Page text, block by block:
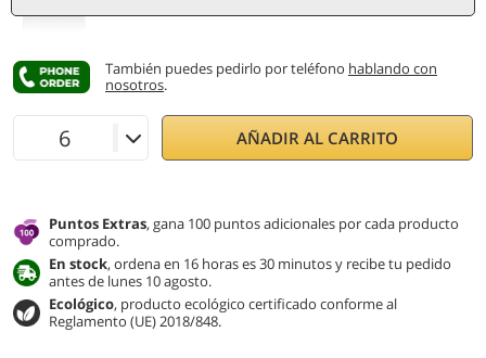
También puedes pedirlo por teléfono hablando con
nosotros.
AÑADIR AL CARRITO
Puntos Extras, gana 100 puntos adicionales por cada producto
comprado.
En stock, ordena en 16 horas es 30 minutos y recibe tu pedido
antes de lunes 10 agosto.
Ecológico, producto ecológico certificado conforme al
Reglamento (UE) 2018/848.